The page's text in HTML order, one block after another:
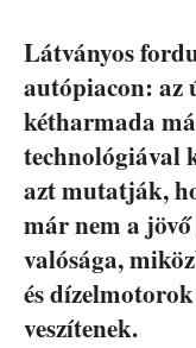
Látványos
autópiacon:
kétharmada
technológiával
azt mutatják,
már nem a
valósága,
és
veszítenek.